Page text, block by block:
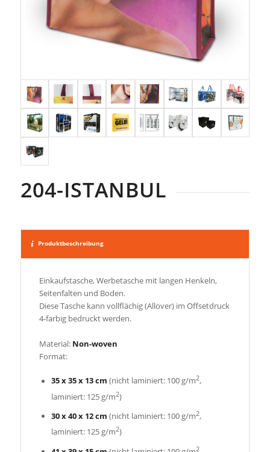
204-ISTANBUL
Produktbeschreibung
Einkaufstasche, Werbetasche mit langen Henkeln,
Seitenfalten und Boden.
Diese Tasche kann vollflächig (Allover) im Offsetdruck
4-farbig bedruckt werden.
Material: Non-woven
Format:
35 x 35 x 13 cm (nicht laminiert: 100 g/m2,
laminiert: 125 g/m2)
30 x 40 x 12 cm (nicht laminiert: 100 g/m2,
laminiert: 125 g/m2)
2